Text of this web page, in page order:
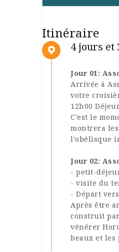
Itinéraire
4 jours et
Jour 01:
Arrivée à
votre
12h00
C'est le
montrera
l'obélisque
Jour 02:
- petit-
- visite du
- Départ
Après être
construit
vénérer
beaux et les